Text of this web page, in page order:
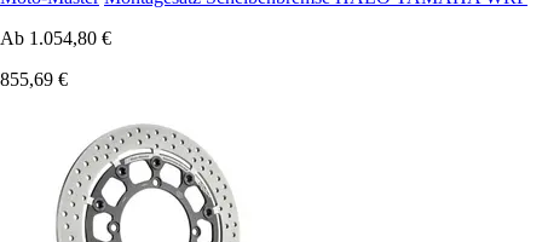
Ab 1.054,80 €
855,69 €